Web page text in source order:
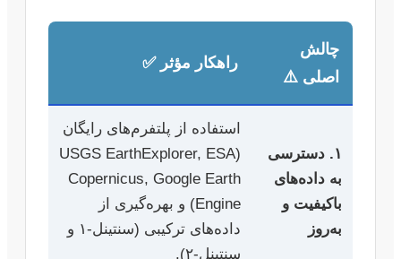
چالش
اصلی ⚠️
راهکار مؤثر ✅
۱. دسترسی
به داده‌های
باکیفیت و
به‌روز
استفاده از پلتفرم‌های رایگان
(USGS EarthExplorer, ESA
Copernicus, Google Earth
Engine) و بهره‌گیری از
داده‌های ترکیبی (سنتینل-۱ و
سنتینل-۲).